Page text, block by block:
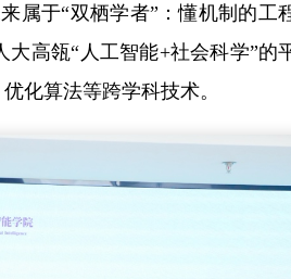
属于“双栖学者”：懂机制的工
高瓴“人工智能+社会科学”的
化算法等跨学科技术。